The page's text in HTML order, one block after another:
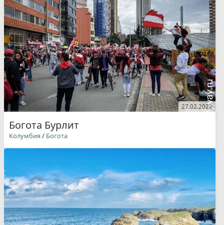
27.02.2022
Богота Бурлит
Колумбия / Богота